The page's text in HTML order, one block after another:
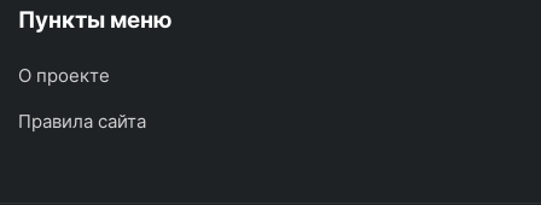
Пункты меню
О проекте
Правила сайта